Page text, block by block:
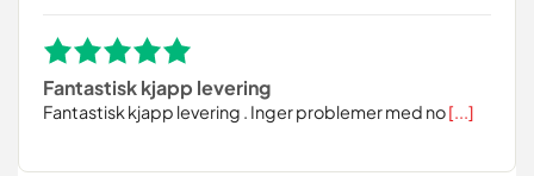
Fantastisk kjapp levering
Fantastisk kjapp levering . Inger problemer med no[...]